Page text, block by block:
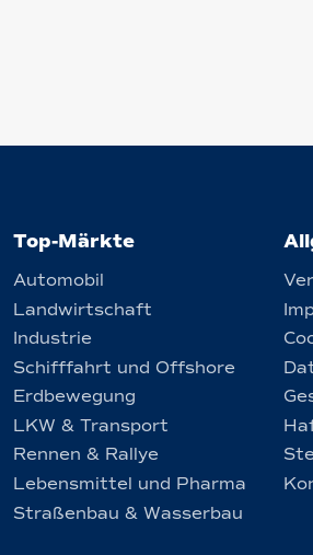
Top-Märkte
Automobil
Landwirtschaft
Industrie
Schifffahrt und Offshore
Erdbewegung
LKW & Transport
Rennen & Rallye
Lebensmittel und Pharma
Straßenbau & Wasserbau